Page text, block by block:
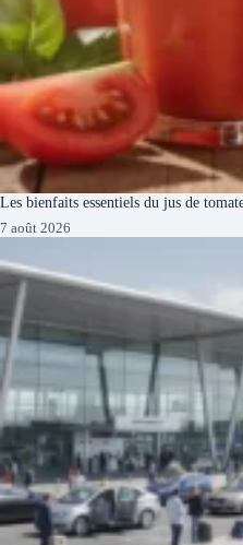
Les bienfaits essentiels du jus de
7 août 2026